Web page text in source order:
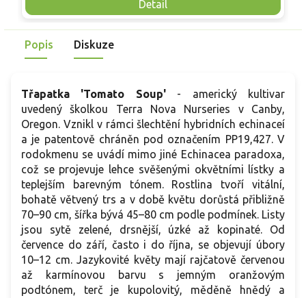
Detail
skvělou volbu pro každého pěstitele.
Popis Diskuze
Třapatka 'Tomato Soup'- americký kultivar
uvedený školkou Terra Nova Nurseries v Canby,
Oregon. Vznikl v rámci šlechtění hybridních echinaceí
a je patentově chráněn pod označením PP19,427. V
rodokmenu se uvádí mimo jiné Echinacea paradoxa,
což se projevuje lehce svěšenými okvětními lístky a
teplejším barevným tónem. Rostlina tvoří vitální,
bohatě větvený trs a v době květu dorůstá přibližně
70–90 cm, šířka bývá 45–80 cm podle podmínek. Listy
jsou sytě zelené, drsnější, úzké až kopinaté. Od
července do září, často i do října, se objevují úbory
10–12 cm. Jazykovité květy mají rajčatově červenou
až karmínovou barvu s jemným oranžovým
podtónem, terč je kupolovitý, měděně hnědý a